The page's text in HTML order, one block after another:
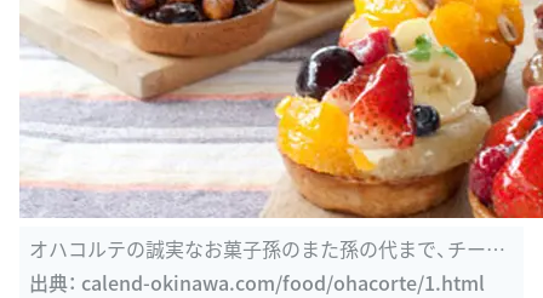
オハコルテの誠実なお菓子孫のまた孫の代まで、チーム
で100年 続け
出典： calend-okinawa.com/food/ohacorte/1.html